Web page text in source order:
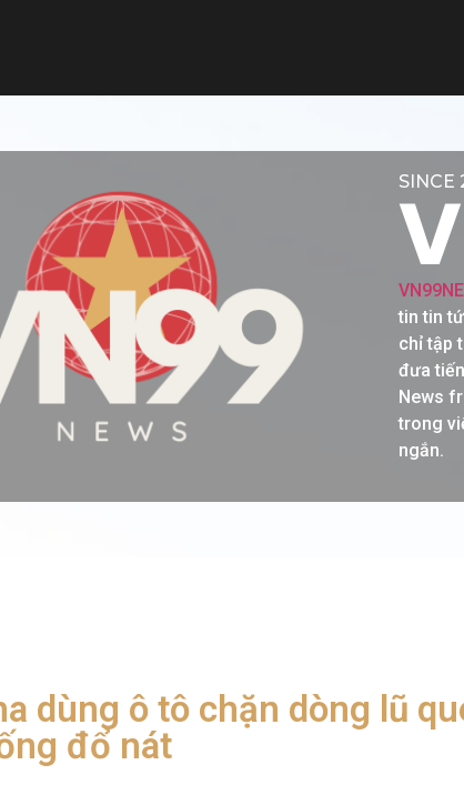
SINCE
tin tin
chỉ tập
đưa
News
trong
ngắn.
dùng ô tô chặn dòng lũ
đổ nát